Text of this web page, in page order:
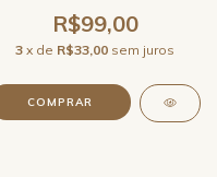
R$99,00
3 x de R$33,00 sem juros